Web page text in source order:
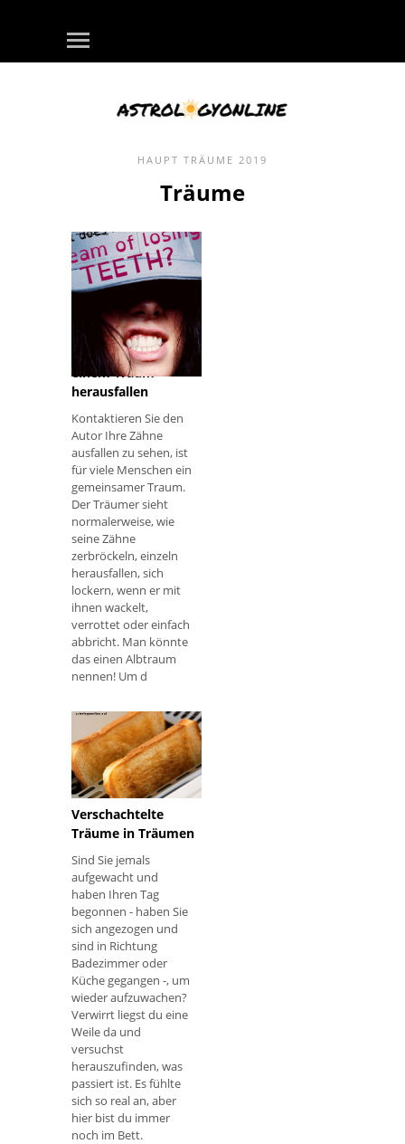
HAUPT TRÄUME 2019
Träume
Die Bedeutung von
Zähnen, die in
einem Traum
herausfallen
Kontaktieren Sie den
Autor Ihre Zähne
ausfallen zu sehen, ist
für viele Menschen ein
gemeinsamer Traum.
Der Träumer sieht
normalerweise, wie
seine Zähne
zerbröckeln, einzeln
herausfallen, sich
lockern, wenn er mit
ihnen wackelt,
verrottet oder einfach
abbricht. Man könnte
das einen Albtraum
nennen! Um d
Verschachtelte
Träume in Träumen
Sind Sie jemals
aufgewacht und
haben Ihren Tag
begonnen - haben Sie
sich angezogen und
sind in Richtung
Badezimmer oder
Küche gegangen -, um
wieder aufzuwachen?
Verwirrt liegst du eine
Weile da und
versuchst
herauszufinden, was
passiert ist. Es fühlte
sich so real an, aber
hier bist du immer
noch im Bett.